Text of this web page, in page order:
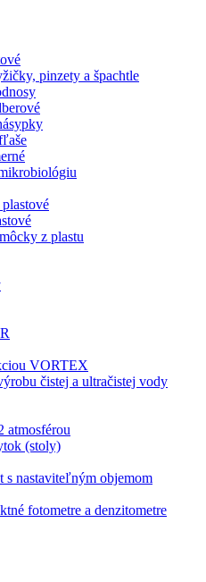
pinzety a špachtle
z plastu
VORTEX
čistej a ultračistej vody
atmosférou
(stoly)
s nastaviteľným objemom
fotometre a denzitometre